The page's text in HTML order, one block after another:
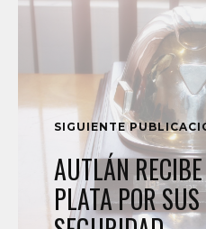
SIGUIENTE
AUTLÁN
PLATA POR